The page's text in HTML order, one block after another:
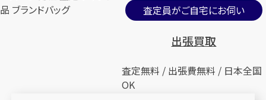
査定員がご自宅にお伺い
出張買取
査定無料 / 出張費無料 / 日本全国
OK